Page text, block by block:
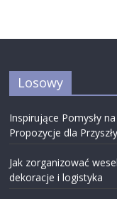
Losowy
Inspirujące Pomysły
Propozycje dla
Jak zorganizować
dekoracje i logistyka